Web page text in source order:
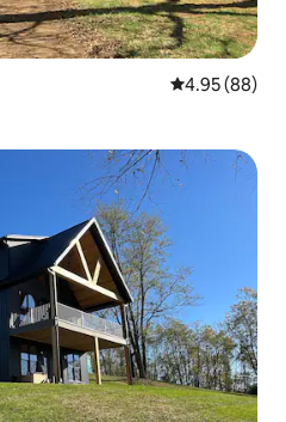
平均评分 4.95
4.95 (88)